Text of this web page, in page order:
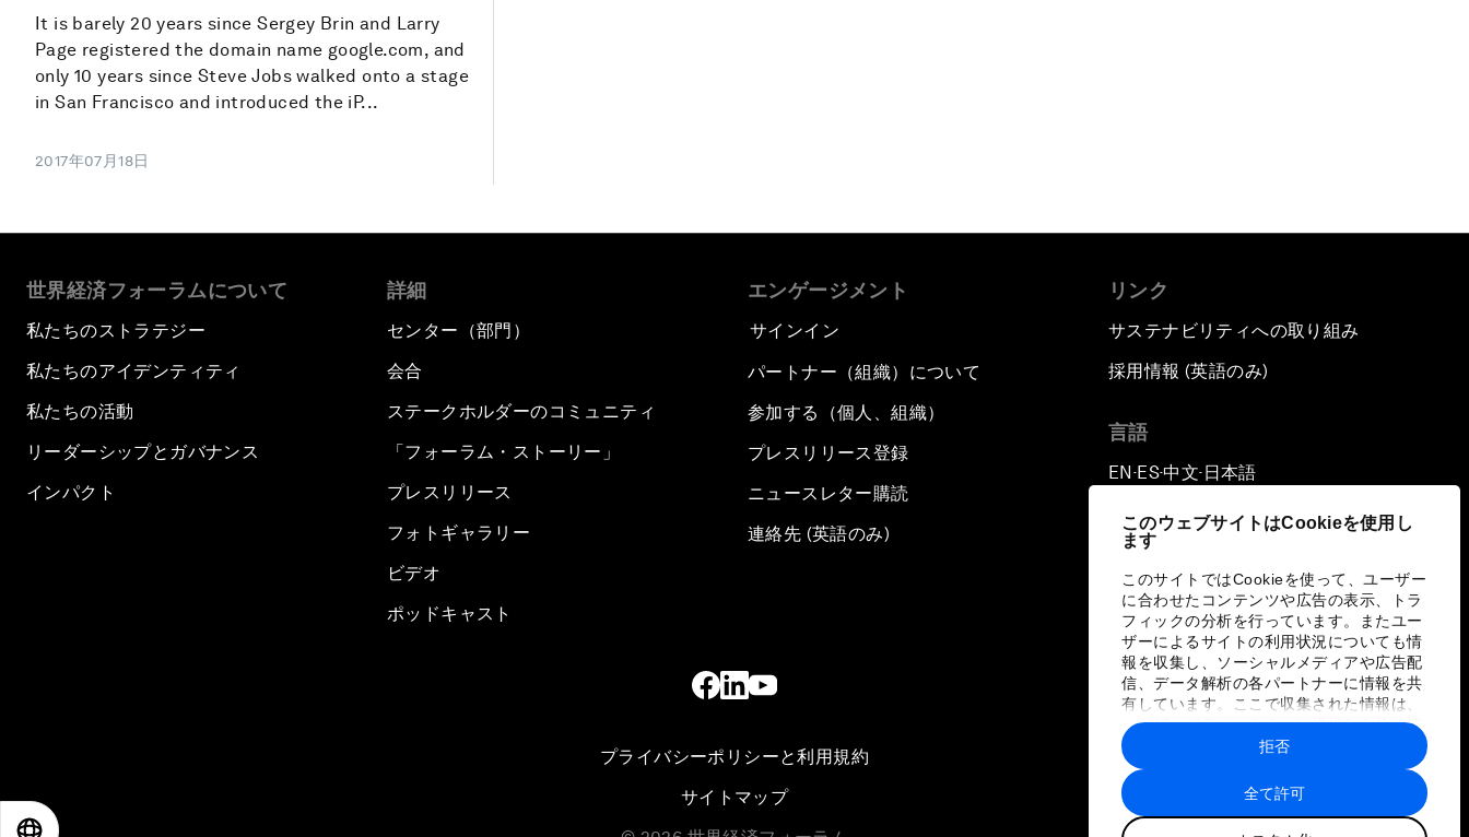
このウェブサイトはCookieを使用し
ます
このサイトではCookieを使って、ユーザー
に合わせたコンテンツや広告の表示、トラ
フィックの分析を行っています。またユー
ザーによるサイトの利用状況についても情
報を収集し、ソーシャルメディアや広告配
信、データ解析の各パートナーに情報を共
有しています。ここで収集された情報は、
ユーザーが各パートナーに提供した他の情
報や各パートナーのサービスを使用した際
に収集された情報と組み合わされ、各パー
トナーによって使用されることがありま
す。
全て許可
拒否
It is barely 20 years since Sergey Brin and Larry
Page registered the domain name google.com, and
only 10 years since Steve Jobs walked onto a stage
in San Francisco and introduced the iP...
2017年07月18日
世界経済フォーラムについて
私たちのストラテジー
私たちのアイデンティティ
私たちの活動
リーダーシップとガバナンス
インパクト
詳細
センター（部門）
会合
ステークホルダーのコミュニティ
「フォーラム・ストーリー」
プレスリリース
フォトギャラリー
ビデオ
ポッドキャスト
エンゲージメント
サインイン
パートナー（組織）について
参加する（個人、組織）
プレスリリース登録
ニュースレター購読
連絡先 (英語のみ)
リンク
サステナビリティへの取り組み
採用情報 (英語のみ)
言語
EN ▪ES▪中文▪ 日本語
プライバシーポリシーと利用規約
サイトマップ